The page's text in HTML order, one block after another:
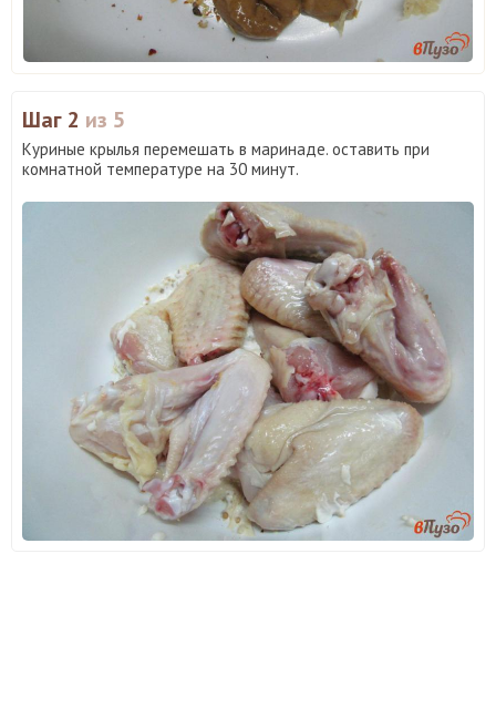
Шаг 2 из 5
Куриные крылья перемешать в маринаде. оставить при
комнатной температуре на 30 минут.